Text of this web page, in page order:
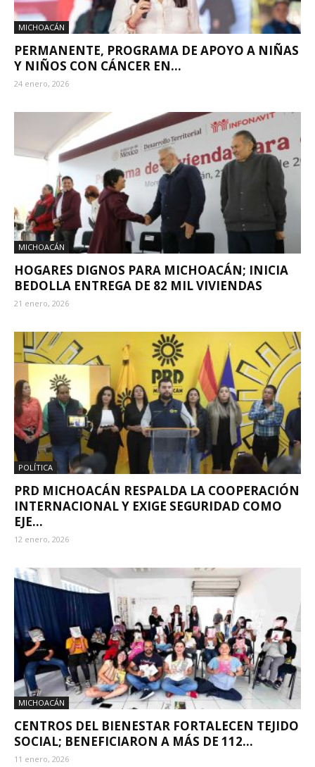
MICHOACÁN
PERMANENTE, PROGRAMA DE APOYO A NIÑAS
Y NIÑOS CON CÁNCER EN...
24 enero, 2026
MICHOACÁN
HOGARES DIGNOS PARA MICHOACÁN; INICIA
BEDOLLA ENTREGA DE 82 MIL VIVIENDAS
21 enero, 2026
POLÍTICA
PRD MICHOACÁN RESPALDA LA COOPERACIÓN
INTERNACIONAL Y EXIGE SEGURIDAD COMO
EJE...
12 enero, 2026
MICHOACÁN
CENTROS DEL BIENESTAR FORTALECEN TEJIDO
SOCIAL; BENEFICIARON A MÁS DE 112...
11 enero, 2026